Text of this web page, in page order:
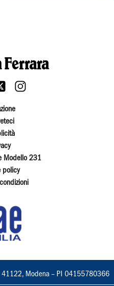
Modello 231
policy
41122, Modena – PI 04155780366